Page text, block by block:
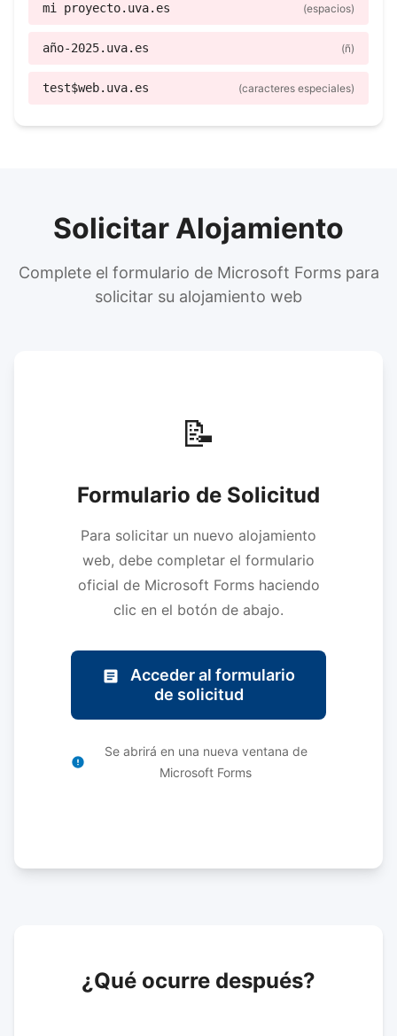
mi proyecto.uva.es (espacios)
año-2025.uva.es (ñ)
test$web.uva.es (caracteres especiales)
Solicitar Alojamiento
Complete el formulario de Microsoft Forms para
solicitar su alojamiento web
📝
Formulario de Solicitud
Para solicitar un nuevo alojamiento
web, debe completar el formulario
oficial de Microsoft Forms haciendo
clic en el botón de abajo.
Acceder al formulario
de solicitud
Se abrirá en una nueva ventana de
Microsoft Forms
¿Qué ocurre después?